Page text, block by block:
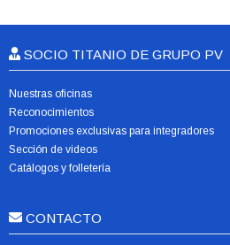
SOCIO TITANIO DE GRUPO PV
Nuestras oficinas
Reconocimientos
Promociones exclusivas para integradores
Sección de videos
Catálogos y folletería
CONTACTO